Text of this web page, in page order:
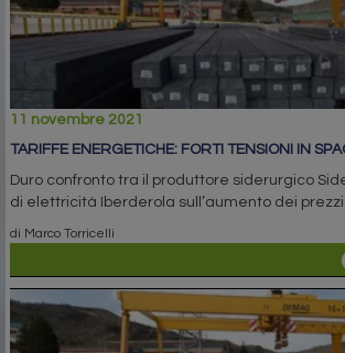
11 novembre 2021
TARIFFE ENERGETICHE: FORTI TENSIONI IN
Duro confronto tra il produttore siderurgico
di elettricità Iberderola sull’aumento dei prezzi
di Marco Torricelli